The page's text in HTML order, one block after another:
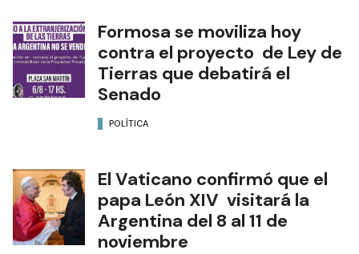
Formosa se moviliza hoy
contra el proyecto de Ley de
Tierras que debatirá el
Senado
POLÍTICA
El Vaticano confirmó que el
papa León XIV visitará la
Argentina del 8 al 11 de
noviembre